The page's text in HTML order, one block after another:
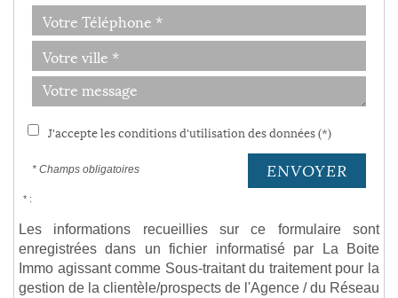
J'accepte les conditions d'utilisation des données (*)
* Champs obligatoires ENVOYER
* :
Les informations recueillies sur ce formulaire sont
enregistrées dans un fichier informatisé par La Boite
Immo agissant comme Sous-traitant du traitement pour la
gestion de la clientèle/prospects de l'Agence / du Réseau